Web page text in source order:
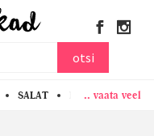
otsi
SALAT PASTA KANA
.. vaata veel